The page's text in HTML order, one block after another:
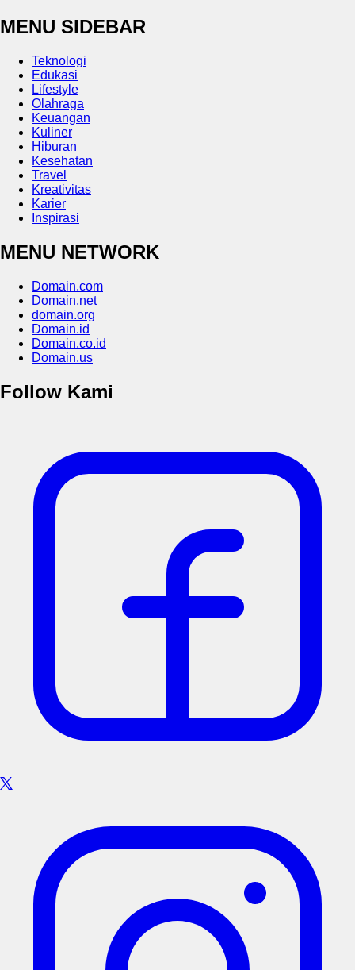
MENU SIDEBAR
Teknologi
Edukasi
Lifestyle
Olahraga
Keuangan
Kuliner
Hiburan
Kesehatan
Travel
Kreativitas
Karier
Inspirasi
MENU NETWORK
Domain.com
Domain.net
domain.org
Domain.id
Domain.co.id
Domain.us
Follow Kami